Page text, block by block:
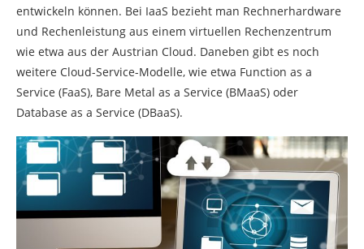
entwickeln können. Bei IaaS bezieht man Rechnerhardware
und Rechenleistung aus einem virtuellen Rechenzentrum
wie etwa aus der Austrian Cloud. Daneben gibt es noch
weitere Cloud-Service-Modelle, wie etwa Function as a
Service (FaaS), Bare Metal as a Service (BMaaS) oder
Database as a Service (DBaaS).